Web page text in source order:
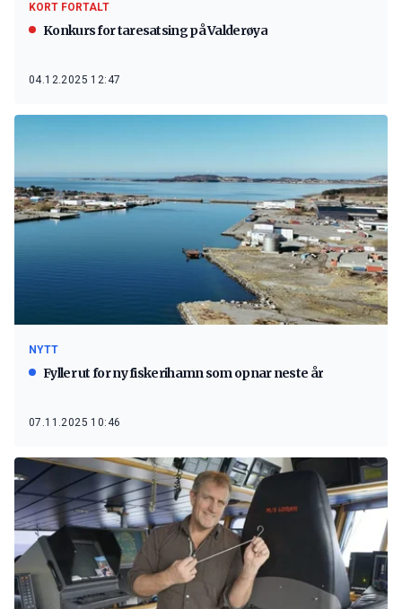
KORT FORTALT
Konkurs for taresatsing på Valderøya
04.12.2025 12:47
NYTT
Fyller ut for ny fiskerihamn som opnar neste år
07.11.2025 10:46